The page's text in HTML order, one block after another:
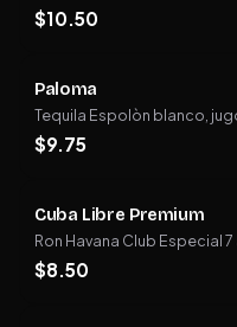
$10.50
Paloma
Tequila Espolòn blanco,
$9.75
Cuba Libre Premium
Ron Havana Club Especial
$8.50